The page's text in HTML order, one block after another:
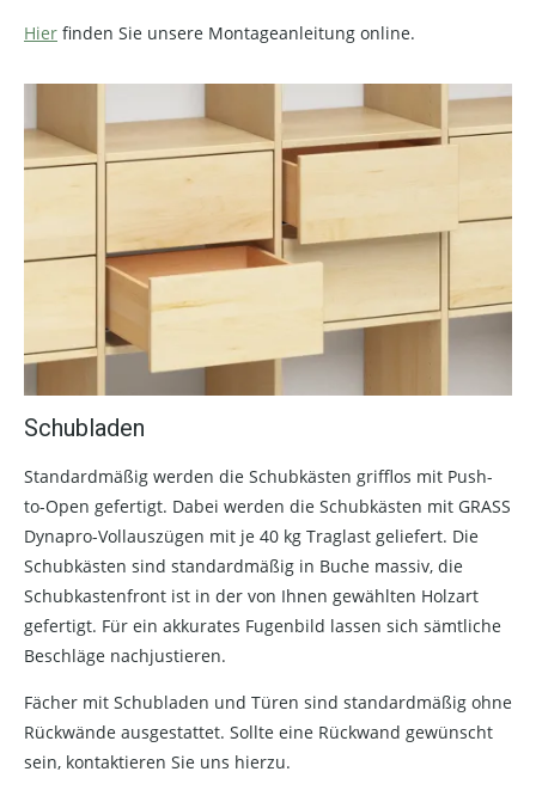
Hier finden Sie unsere Montageanleitung online.
Schubladen
Standardmäßig werden die Schubkästen grifflos mit Push-
to-Open gefertigt. Dabei werden die Schubkästen mit GRASS
Dynapro-Vollauszügen mit je 40 kg Traglast geliefert. Die
Schubkästen sind standardmäßig in Buche massiv, die
Schubkastenfront ist in der von Ihnen gewählten Holzart
gefertigt. Für ein akkurates Fugenbild lassen sich sämtliche
Beschläge nachjustieren.
Fächer mit Schubladen und Türen sind standardmäßig ohne
Rückwände ausgestattet. Sollte eine Rückwand gewünscht
sein, kontaktieren Sie uns hierzu.